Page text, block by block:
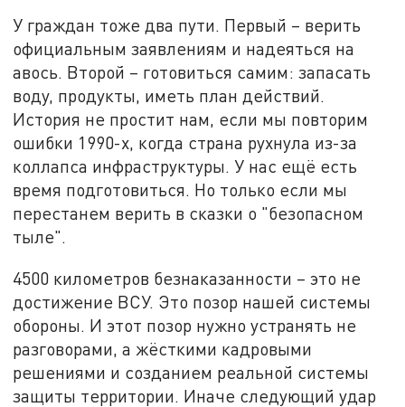
У граждан тоже два пути. Первый – верить
официальным заявлениям и надеяться на
авось. Второй – готовиться самим: запасать
воду, продукты, иметь план действий.
История не простит нам, если мы повторим
ошибки 1990-х, когда страна рухнула из-за
коллапса инфраструктуры. У нас ещё есть
время подготовиться. Но только если мы
перестанем верить в сказки о "безопасном
тыле".
4500 километров безнаказанности – это не
достижение ВСУ. Это позор нашей системы
обороны. И этот позор нужно устранять не
разговорами, а жёсткими кадровыми
решениями и созданием реальной системы
защиты территории. Иначе следующий удар